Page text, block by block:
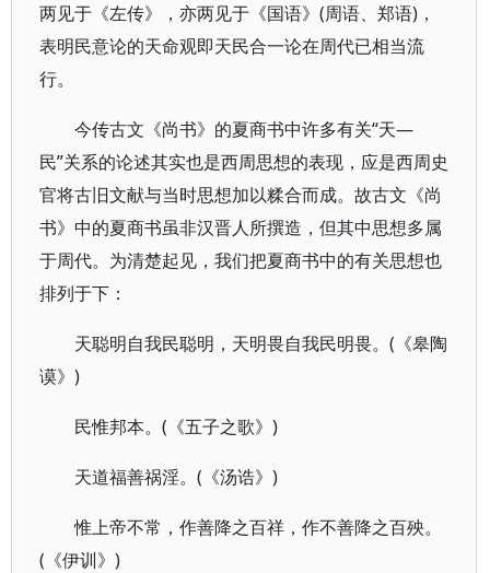
两见于《左传》，亦两见于《国语》(周语、郑语)，
表明民意论的天命观即天民合一论在周代已相当流
行。
今传古文《尚书》的夏商书中许多有关“天—
民”关系的论述其实也是西周思想的表现，应是西周史
官将古旧文献与当时思想加以糅合而成。故古文《尚
书》中的夏商书虽非汉晋人所撰造，但其中思想多属
于周代。为清楚起见，我们把夏商书中的有关思想也
排列于下：
天聪明自我民聪明，天明畏自我民明畏。(《皋陶
谟》)
民惟邦本。(《五子之歌》)
天道福善祸淫。(《汤诰》)
惟上帝不常，作善降之百祥，作不善降之百殃。
(《伊训》)